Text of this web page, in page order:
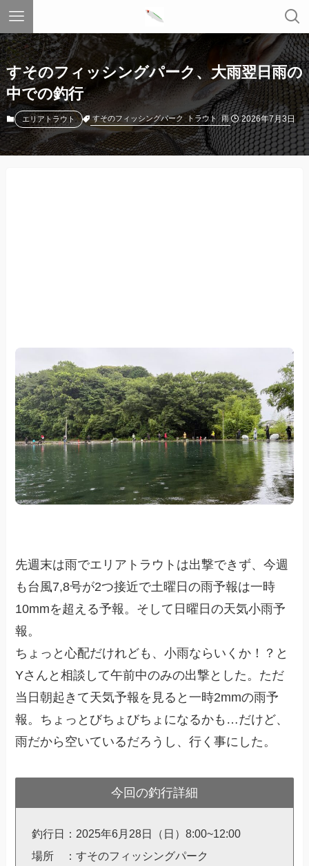
すそのフィッシングパーク、大雨翌日雨の
中での釣行
エリアトラウト すそのフィッシングパーク トラウト 雨 2026年7月3日
先週末は雨でエリアトラウトは出撃できず、今週
も台風7,8号が2つ接近で土曜日の雨予報は一時
10mmを超える予報。そして日曜日の天気小雨予
報。
ちょっと心配だけれども、小雨ならいくか！？と
Yさんと相談して午前中のみの出撃とした。ただ
当日朝起きて天気予報を見ると一時2mmの雨予
報。ちょっとびちょびちょになるかも…だけど、
雨だから空いているだろうし、行く事にした。
今回の釣行詳細
釣行日：2025年6月28日（日）8:00~12:00
場所 ：すそのフィッシングパーク